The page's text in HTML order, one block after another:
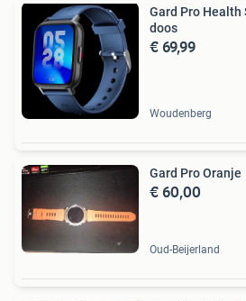
Gard Pro Health
doos
€ 69,99
Woudenberg
Gard Pro Oranje
€ 60,00
Oud-Beijerland